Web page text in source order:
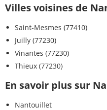
Villes voisines de
Saint-Mesmes (77410)
Juilly (77230)
Vinantes (77230)
Thieux (77230)
En savoir plus sur
Nantouillet